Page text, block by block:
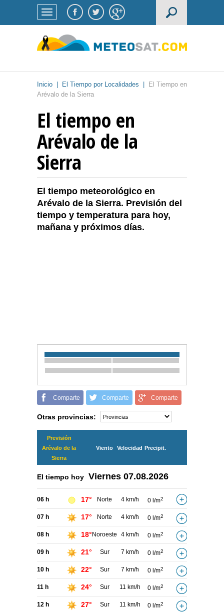
Inicio El Tiempo por Localidades
El Tiempo en
Arévalo de la Sierra
El tiempo en
Arévalo de la
Sierra
El tiempo meteorológico en
Arévalo de la Sierra. Previsión del
tiempo y temperatura para hoy,
mañana y próximos días.
Comparte Comparte Comparte
Otras provincias:
Previsión
Arévalo de la
Sierra
Viento Velocidad Precipit.
El tiempo hoy Viernes 07.08.2026
06 h 17° Norte 4 km/h 0 l/m2
07 h 17° Norte 4 km/h 0 l/m2
08 h 18° Noroeste 4 km/h 0 l/m2
09 h 21° Sur 7 km/h 0 l/m2
10 h 22° Sur 7 km/h 0 l/m2
11 h 24° Sur 11 km/h 0 l/m2
12 h 27° Sur 11 km/h 0 l/m2